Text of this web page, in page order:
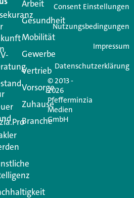
macht. Mit nur einem
einen
nicht veröffentlicht.
mit
Arbeit
Gesundheit
Mobilität
Gewerbe
Vertrieb
Vorsorge
Zuhause
Branche
© 2013 -
2026
Pfefferminzia
Medien
GmbH
Consent Einstellungen
Nutzungsbedingungen
Impressum
Datenschutzerklärung